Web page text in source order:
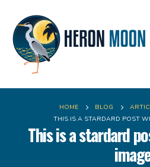
HOME BLOG
THIS IS A STARDARD POST
This is a stardard